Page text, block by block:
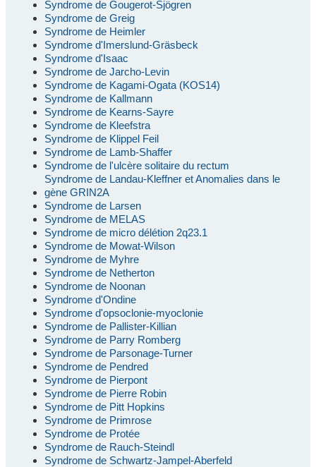
Syndrome de Gougerot-Sjögren
Syndrome de Greig
Syndrome de Heimler
Syndrome d'Imerslund-Gräsbeck
Syndrome d'Isaac
Syndrome de Jarcho-Levin
Syndrome de Kagami-Ogata (KOS14)
Syndrome de Kallmann
Syndrome de Kearns-Sayre
Syndrome de Kleefstra
Syndrome de Klippel Feil
Syndrome de Lamb-Shaffer
Syndrome de l'ulcère solitaire du rectum
Syndrome de Landau-Kleffner et Anomalies dans le
gène GRIN2A
Syndrome de Larsen
Syndrome de MELAS
Syndrome de micro délétion 2q23.1
Syndrome de Mowat-Wilson
Syndrome de Myhre
Syndrome de Netherton
Syndrome de Noonan
Syndrome d'Ondine
Syndrome d'opsoclonie-myoclonie
Syndrome de Pallister-Killian
Syndrome de Parry Romberg
Syndrome de Parsonage-Turner
Syndrome de Pendred
Syndrome de Pierpont
Syndrome de Pierre Robin
Syndrome de Pitt Hopkins
Syndrome de Primrose
Syndrome de Protée
Syndrome de Rauch-Steindl
Syndrome de Schwartz-Jampel-Aberfeld